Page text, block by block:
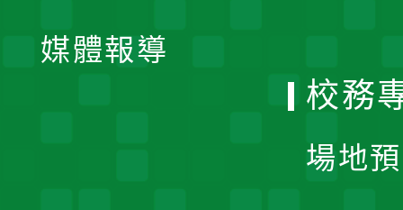
媒體報導
校務
場地